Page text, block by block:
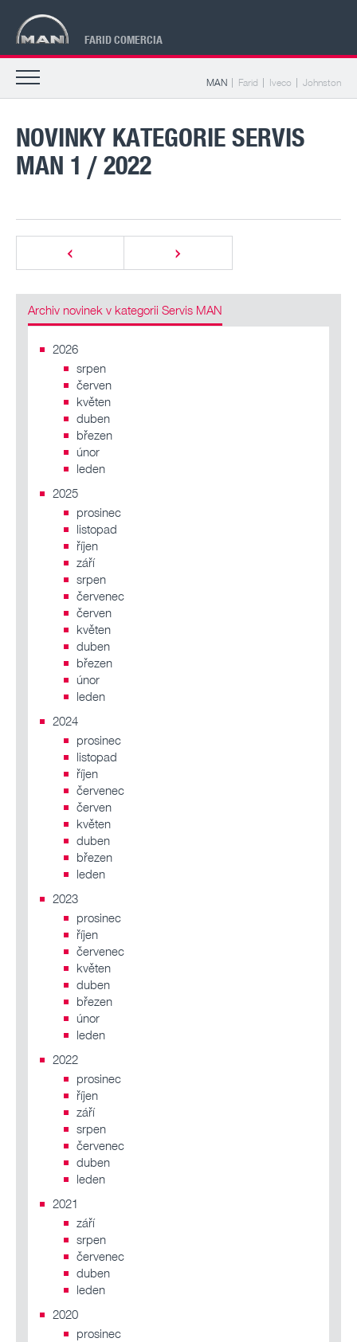
FARID COMERCIA
MAN Farid Iveco Johnston
NOVINKY KATEGORIE SERVIS
MAN 1 / 2022
Archiv novinek v kategorii Servis MAN
2026
srpen
červen
květen
duben
březen
únor
leden
2025
prosinec
listopad
říjen
září
srpen
červenec
červen
květen
duben
březen
únor
leden
2024
prosinec
listopad
říjen
červenec
červen
květen
duben
březen
leden
2023
prosinec
říjen
červenec
květen
duben
březen
únor
leden
2022
prosinec
říjen
září
srpen
červenec
duben
leden
2021
září
srpen
červenec
duben
leden
2020
prosinec